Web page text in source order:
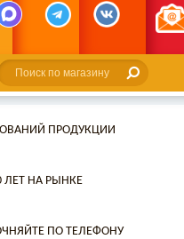
ПРОДУКЦИИ
ЛЕТ НА РЫНКЕ
ПО ТЕЛЕФОНУ